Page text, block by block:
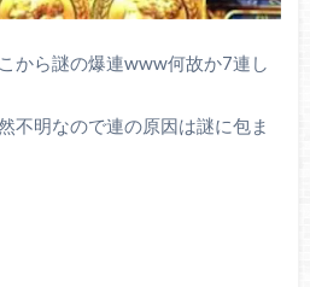
から謎の爆連www何故か7連し
不明なので連の原因は謎に包ま